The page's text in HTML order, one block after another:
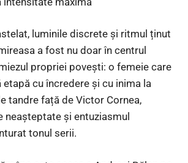
luminile discrete și ritmul ținut
a fost nu doar în centrul
propriei povești: o femeie care
etapă cu încredere și cu inima la
tandre față de Victor Cornea,
neașteptate și entuziasmul
tonul serii.